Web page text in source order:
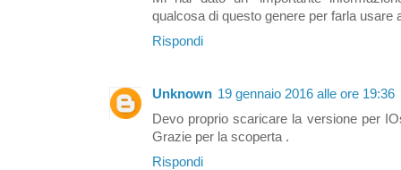
qualcosa di questo genere per farla usare
Rispondi
Unknown 19 gennaio 2016 alle ore 19:36
Devo proprio scaricare la versione per
Grazie per la scoperta .
Rispondi